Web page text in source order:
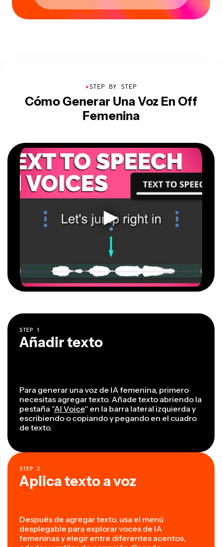
●STEP BY STEP
Cómo Generar Una Voz En Off
Femenina
STEP 1
Añadir texto
Para generar una voz de IA femenina, primero
necesitas agregar texto. Añade texto abriendo la
pestaña "AI Voice" en la barra lateral izquierda y
escribiendo o copiando y pegando en el cuadro
de texto.
STEP 2
Aplica texto a voz
Después de agregar texto, usa el menú
desplegable para explorar voces de IA
femeninas y elegir entre diferentes acentos,